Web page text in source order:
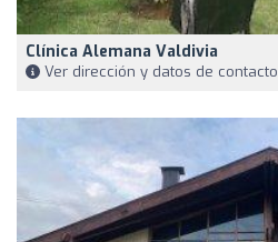
Clínica Alemana Valdivia
Ver dirección y datos de contacto